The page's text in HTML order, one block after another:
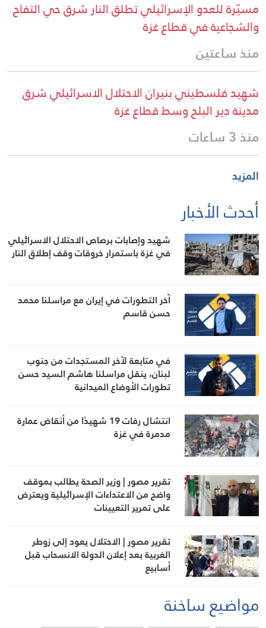
مسيّرة للعدو الإسرائيلي تطلق النار شرق حي التفاح
والشجاعية في قطاع غزة
منذ ساعتين
شهيد فلسطيني بنيران الاحتلال الاسرائيلي شرق
مدينة دير البلح وسط قطاع غزة
منذ 3 ساعات
المزيد
أحدث الأخبار
شهيد وإصابات برصاص الاحتلال الاسرائيلي
في غزة باستمرار خروقات وقف إطلاق النار
آخر التطورات في إيران مع مراسلنا محمد
حسن قاسم
في متابعة لآخر المستجدات من جنوب
لبنان، ينقل مراسلنا هاشم السيد حسن
تطورات الأوضاع الميدانية
انتشال رفات 19 شهيدًا من أنقاض عمارة
مدمرة في غزة
تقرير مصور | وزير الصحة يطالب بموقف
واضح من الاعتداءات الإسرائيلية ويعترض
على تمرير التعيينات
تقرير مصور | الاحتلال يعود إلى زوطر
الغربية بعد إعلان الدولة الانسحاب قبل
أسابيع
مواضيع ساخنة